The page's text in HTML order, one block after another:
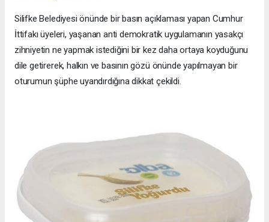
Silifke Belediyesi önünde bir basın açıklaması yapan Cumhur
İttifakı üyeleri, yaşanan anti demokratik uygulamanın yasakçı
zihniyetin ne yapmak istediğini bir kez daha ortaya koyduğunu
dile getirerek, halkın ve basının gözü önünde yapılmayan bir
oturumun şüphe uyandırdığına dikkat çekildi.